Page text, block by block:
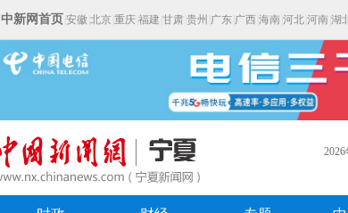
中新网首页 安徽 北京 重庆 福建 甘肃 贵州 广东 广西 海南 河北 河南 湖
2026